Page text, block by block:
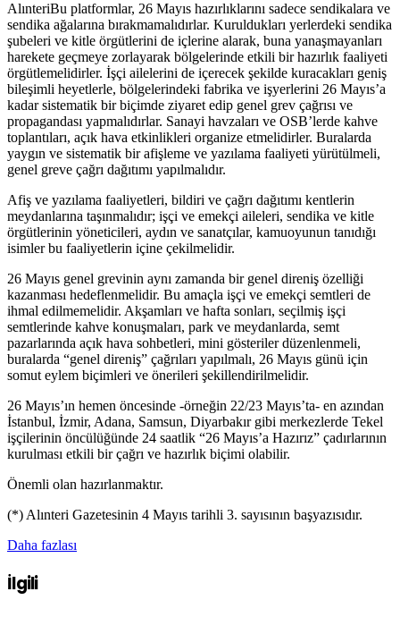
AlınteriBu platformlar, 26 Mayıs hazırlıklarını sadece sendikalara ve
sendika ağalarına bırakmamalıdırlar. Kuruldukları yerlerdeki sendika
şubeleri ve kitle örgütlerini de içlerine alarak, buna yanaşmayanları
harekete geçmeye zorlayarak bölgelerinde etkili bir hazırlık faaliyeti
örgütlemelidirler. İşçi ailelerini de içerecek şekilde kuracakları geniş
bileşimli heyetlerle, bölgelerindeki fabrika ve işyerlerini 26 Mayıs’a
kadar sistematik bir biçimde ziyaret edip genel grev çağrısı ve
propagandası yapmalıdırlar. Sanayi havzaları ve OSB’lerde kahve
toplantıları, açık hava etkinlikleri organize etmelidirler. Buralarda
yaygın ve sistematik bir afişleme ve yazılama faaliyeti yürütülmeli,
genel greve çağrı dağıtımı yapılmalıdır.
Afiş ve yazılama faaliyetleri, bildiri ve çağrı dağıtımı kentlerin
meydanlarına taşınmalıdır; işçi ve emekçi aileleri, sendika ve kitle
örgütlerinin yöneticileri, aydın ve sanatçılar, kamuoyunun tanıdığı
isimler bu faaliyetlerin içine çekilmelidir.
26 Mayıs genel grevinin aynı zamanda bir genel direniş özelliği
kazanması hedeflenmelidir. Bu amaçla işçi ve emekçi semtleri de
ihmal edilmemelidir. Akşamları ve hafta sonları, seçilmiş işçi
semtlerinde kahve konuşmaları, park ve meydanlarda, semt
pazarlarında açık hava sohbetleri, mini gösteriler düzenlenmeli,
buralarda “genel direniş” çağrıları yapılmalı, 26 Mayıs günü için
somut eylem biçimleri ve önerileri şekillendirilmelidir.
26 Mayıs’ın hemen öncesinde -örneğin 22/23 Mayıs’ta- en azından
İstanbul, İzmir, Adana, Samsun, Diyarbakır gibi merkezlerde Tekel
işçilerinin öncülüğünde 24 saatlik “26 Mayıs’a Hazırız” çadırlarının
kurulması etkili bir çağrı ve hazırlık biçimi olabilir.
Önemli olan hazırlanmaktır.
(*) Alınteri Gazetesinin 4 Mayıs tarihli 3. sayısının başyazısıdır.
Daha fazlası
İlgili